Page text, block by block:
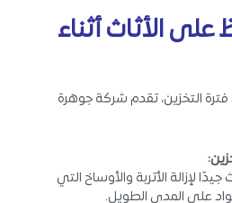
الأثاث أثناء
فترة التخزين، تقدم شركة جوهرة
:
لإزالة الأتربة والأوساخ التي
على المدى الطويل.